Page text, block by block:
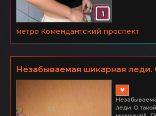
1
метро Комендантский проспект
Незабываемая шикарная леди.
мечтает каждый мужчина!!!
♥
леди. О